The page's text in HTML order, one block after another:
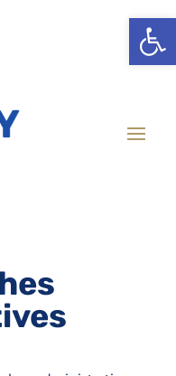
Ouvrir